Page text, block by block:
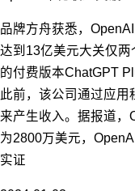
品牌方舟获悉，
达到13亿美元大关仅
的付费版本ChatGPT
此前，该公司通过应用
来产生收入。据报道，
为2800万美元，
实证